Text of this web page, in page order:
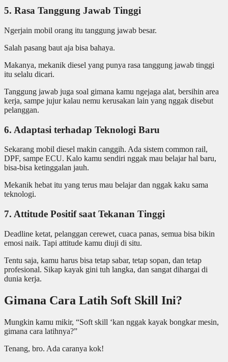
5. Rasa Tanggung Jawab Tinggi
Ngerjain mobil orang itu tanggung jawab besar.
Salah pasang baut aja bisa bahaya.
Makanya, mekanik diesel yang punya rasa tanggung jawab tinggi
itu selalu dicari.
Tanggung jawab juga soal gimana kamu ngejaga alat, bersihin area
kerja, sampe jujur kalau nemu kerusakan lain yang nggak disebut
pelanggan.
6. Adaptasi terhadap Teknologi Baru
Sekarang mobil diesel makin canggih. Ada sistem common rail,
DPF, sampe ECU. Kalo kamu sendiri nggak mau belajar hal baru,
bisa-bisa ketinggalan jauh.
Mekanik hebat itu yang terus mau belajar dan nggak kaku sama
teknologi.
7. Attitude Positif saat Tekanan Tinggi
Deadline ketat, pelanggan cerewet, cuaca panas, semua bisa bikin
emosi naik. Tapi attitude kamu diuji di situ.
Tentu saja, kamu harus bisa tetap sabar, tetap sopan, dan tetap
profesional. Sikap kayak gini tuh langka, dan sangat dihargai di
dunia kerja.
Gimana Cara Latih Soft Skill Ini?
Mungkin kamu mikir, “Soft skill ‘kan nggak kayak bongkar mesin,
gimana cara latihnya?”
Tenang, bro. Ada caranya kok!